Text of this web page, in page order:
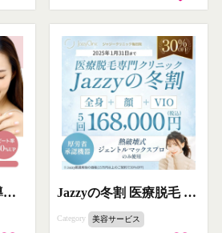
瞬間小顔メソッド 導入機器とフェイシャル施術プログラム Jazzyの冬割 医療脱毛 全身＋顔＋VIO 5回コース
Category 美容サービス